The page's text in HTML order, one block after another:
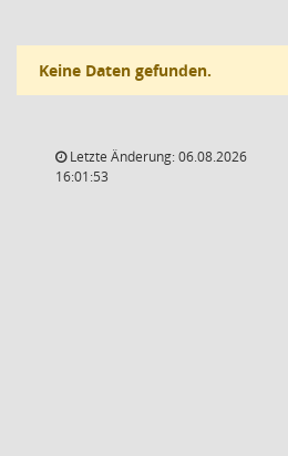
Keine Daten gefunden.
Letzte Änderung: 06.08.2026
16:01:53